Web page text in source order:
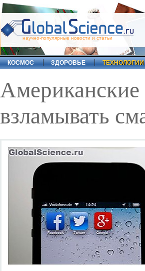
научно-популярные новости и статьи
КОСМОС ЗДОРОВЬЕ ТЕХНОЛОГИИ
взламывать